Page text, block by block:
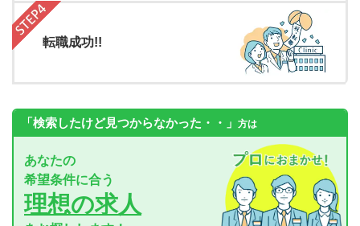
転職成功!!
「検索したけど見つからなかった・・」 方は
あなたの
希望条件に合う
理想の求人